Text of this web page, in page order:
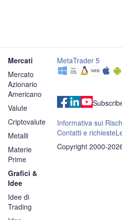
Mercati
Mercato
Azionario
Americano
Valute
Criptovalute
Metalli
Materie
Prime
Grafici &
Idee
Idee di
Trading
MetaTrader 5
Informativa sui
Contatti e richieste
Copyright 2000-